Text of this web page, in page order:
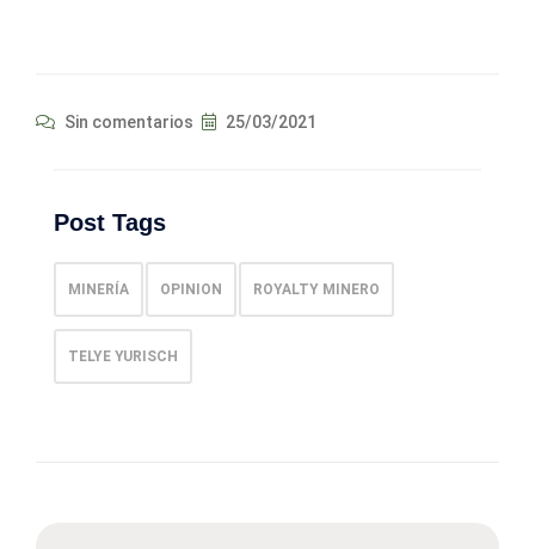
Sin comentarios 25/03/2021
Post Tags
MINERÍA OPINION ROYALTY MINERO
TELYE YURISCH